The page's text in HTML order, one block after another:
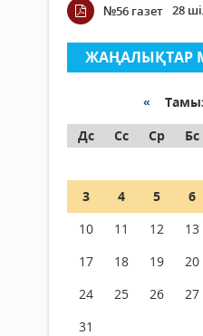
№56 газет 28
ЖАҢАЛЫҚТАР
«
Дс
Сс Ср Бс
3
4 5 6
10
11 12 13
17
18 19 20
24
25 26 27
31